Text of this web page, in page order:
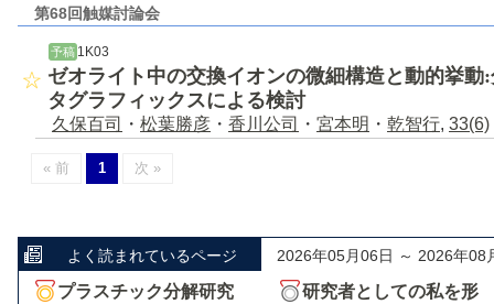
第68回触媒討論会
予稿 1K03
ゼオライト中の交換イオンの微細構造と動的挙
タグラフィックスによる検討
久保百司 ・ 松葉勝彦 ・ 香川公司 ・ 宮本明 ・ 乾智行, 33(6)
« 前 1 次 »
よく読まれているページ 2026年05月06日 ～ 2026年08
プラスチック分解研究
研究者としての私を形